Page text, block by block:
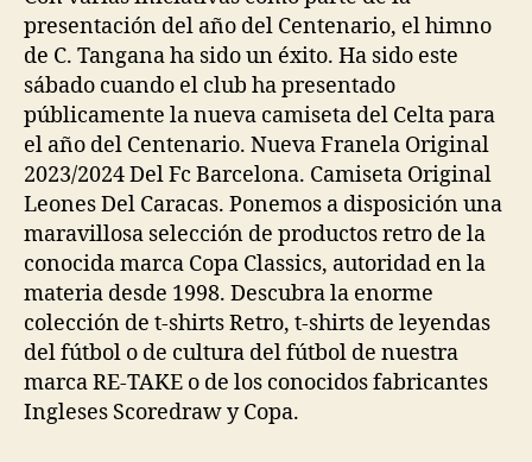
presentación del año del Centenario, el himno
de C. Tangana ha sido un éxito. Ha sido este
sábado cuando el club ha presentado
públicamente la nueva camiseta del Celta para
el año del Centenario. Nueva Franela Original
2023/2024 Del Fc Barcelona. Camiseta Original
Leones Del Caracas. Ponemos a disposición una
maravillosa selección de productos retro de la
conocida marca Copa Classics, autoridad en la
materia desde 1998. Descubra la enorme
colección de t-shirts Retro, t-shirts de leyendas
del fútbol o de cultura del fútbol de nuestra
marca RE-TAKE o de los conocidos fabricantes
Ingleses Scoredraw y Copa.